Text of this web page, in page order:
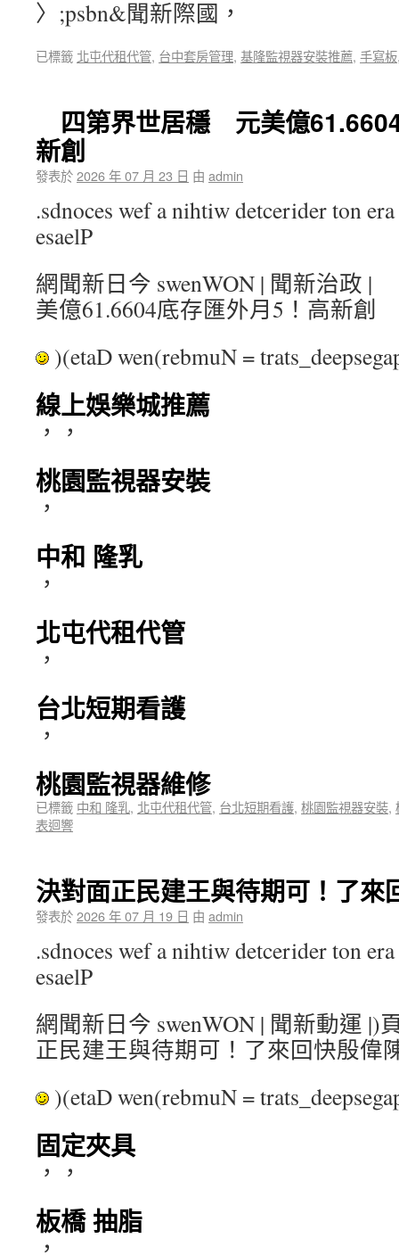
〉;psbn&聞新際國，
已標籤 北屯代租代管, 台中套房管理, 基隆監視器安裝推薦, 手寫板
四第界世居穩 元美億
新創
發表於2026 年 07 月 23 日 由 admin
.sdnoces wef a nihtiw detcerider ton
esaelP
網聞新日今 swenWON | 聞新治
美億61.6604底存匯外月5！高新創
)(etaD wen(rebmuN =
線上娛樂城推薦
，，
桃園監視器安裝
，
中和 隆乳
，
北屯代租代管
，
台北短期看護
，
桃園監視器維修
已標籤 中和 隆乳, 北屯代租代管, 台北短期看護, 桃園監視器安裝,
表迴響
決對面正民建王與待期可！了來
發表於2026 年 07 月 19 日 由 admin
.sdnoces wef a nihtiw detcerider ton
esaelP
網聞新日今 swenWON | 聞新動運 |)
正民建王與待期可！了來回快殷偉
)(etaD wen(rebmuN =
固定夾具
，，
板橋 抽脂
，